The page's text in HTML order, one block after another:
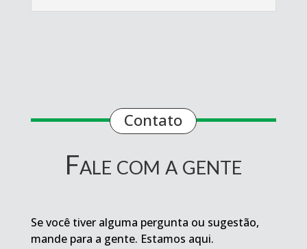
Contato
Fale com a gente
Se você tiver alguma pergunta ou sugestão,
mande para a gente. Estamos aqui.